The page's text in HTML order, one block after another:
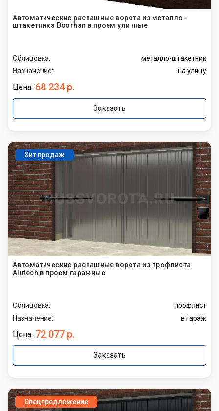
Автоматические распашные ворота из металло-
штакетника Doorhan в проем уличные
Облицовка:
металло-штакетник
Назначение:
на улицу
Цена: 68 234 р.
Заказать
Хит продаж
Автоматические распашные ворота из профлиста
Alutech в проем гаражные
Облицовка:
профлист
Назначение:
в гараж
Цена: 72 077 р.
Заказать
Спецпредложение